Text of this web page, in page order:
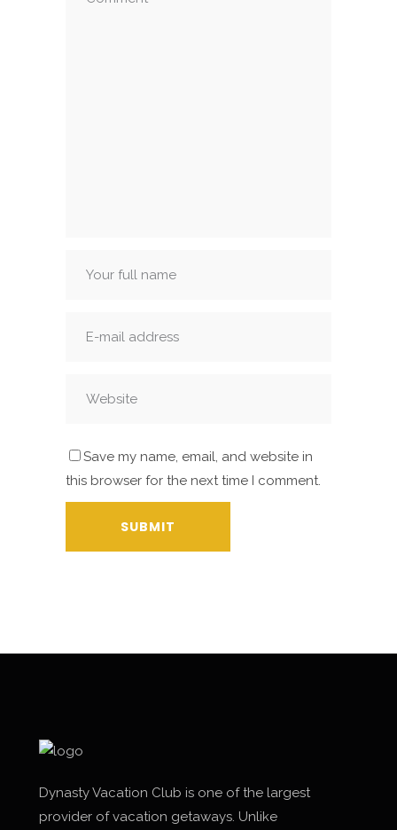
Save my name, email, and website in
this browser for the next time I comment.
Dynasty Vacation Club is one of the largest
provider of vacation getaways. Unlike